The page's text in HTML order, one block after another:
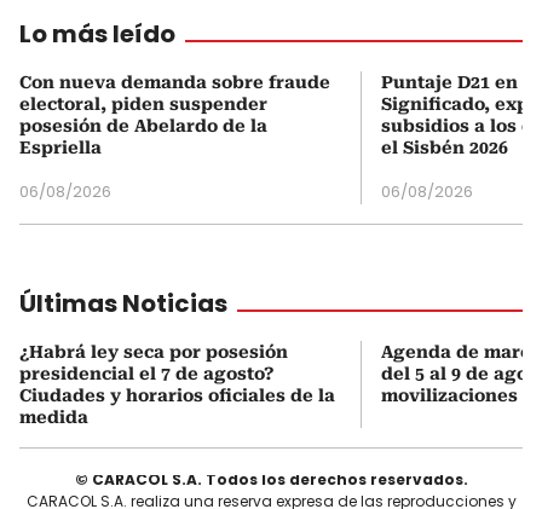
Lo más leído
Con nueva demanda sobre fraude
electoral, piden suspender
posesión de Abelardo de la
Espriella
06/08/2026
Puntaje D21 en
Significado,
subsidios a los
el Sisbén 2026
06/08/2026
Últimas Noticias
¿Habrá ley seca por posesión
presidencial el 7 de agosto?
Ciudades y horarios oficiales de la
medida
Agenda de
del 5 al 9 de
movilizaciones y
© CARACOL S.A. Todos los derechos reservados.
CARACOL S.A. realiza una reserva expresa de las reproducciones y